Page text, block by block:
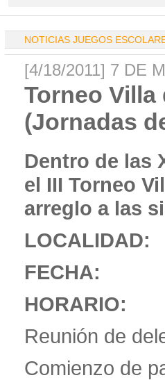
NOTICIAS JUEGOS
[4/18/2011] 7 DE
Torneo Villa
(Jornadas
Dentro de las
el III Torneo
arreglo a las
HORARIO:
Reunión de
Comienzo de